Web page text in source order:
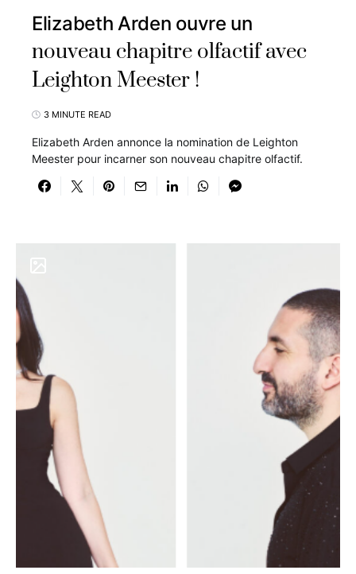
Elizabeth Arden ouvre un
nouveau chapitre olfactif avec
Leighton Meester !
3 MINUTE READ
Elizabeth Arden annonce la nomination de Leighton
Meester pour incarner son nouveau chapitre olfactif.